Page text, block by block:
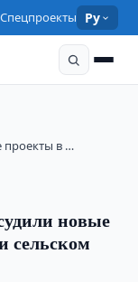
Спецпроекты Ру
проекты в …
новые
сельском